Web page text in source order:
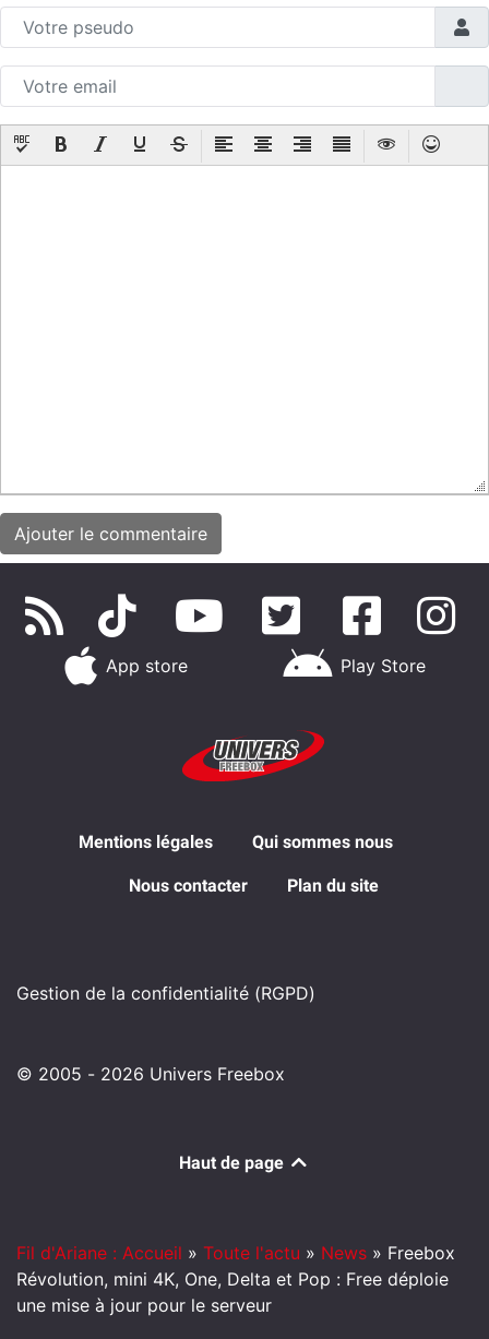
App store Play Store
Mentions légales Qui sommes nous
Nous contacter Plan du site
Gestion de la confidentialité (RGPD)
© 2005 - 2026 Univers Freebox
Haut de page
Fil d'Ariane : Accueil » Toute l'actu » News » Freebox
Révolution, mini 4K, One, Delta et Pop : Free déploie
une mise à jour pour le serveur